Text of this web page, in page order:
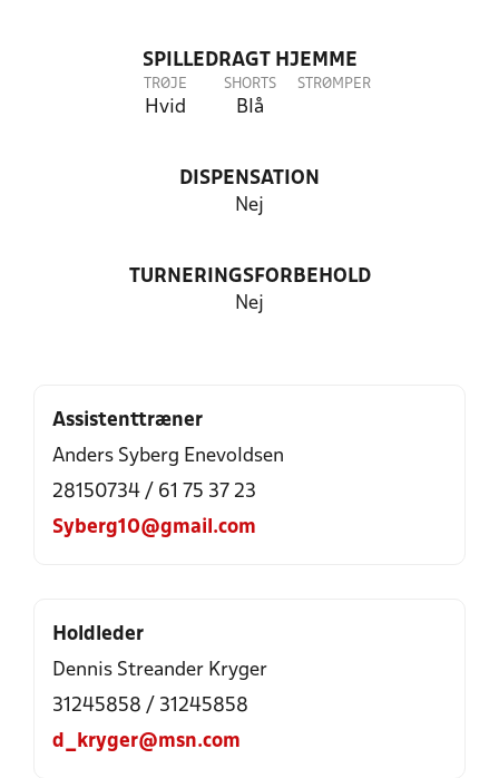
SPILLEDRAGT HJEMME
TRØJE
Hvid
SHORTS
Blå
STRØMPER
DISPENSATION
Nej
TURNERINGSFORBEHOLD
Nej
Assistenttræner
Anders Syberg Enevoldsen
28150734 / 61 75 37 23
Syberg10@gmail.com
Holdleder
Dennis Streander Kryger
31245858 / 31245858
d_kryger@msn.com